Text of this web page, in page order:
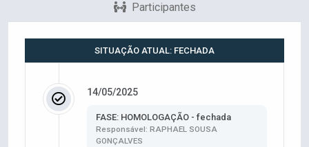
Participantes
SITUAÇÃO ATUAL: FECHADA
14/05/2025
FASE: HOMOLOGAÇÃO - fechada
Responsável: RAPHAEL SOUSA
GONÇALVES